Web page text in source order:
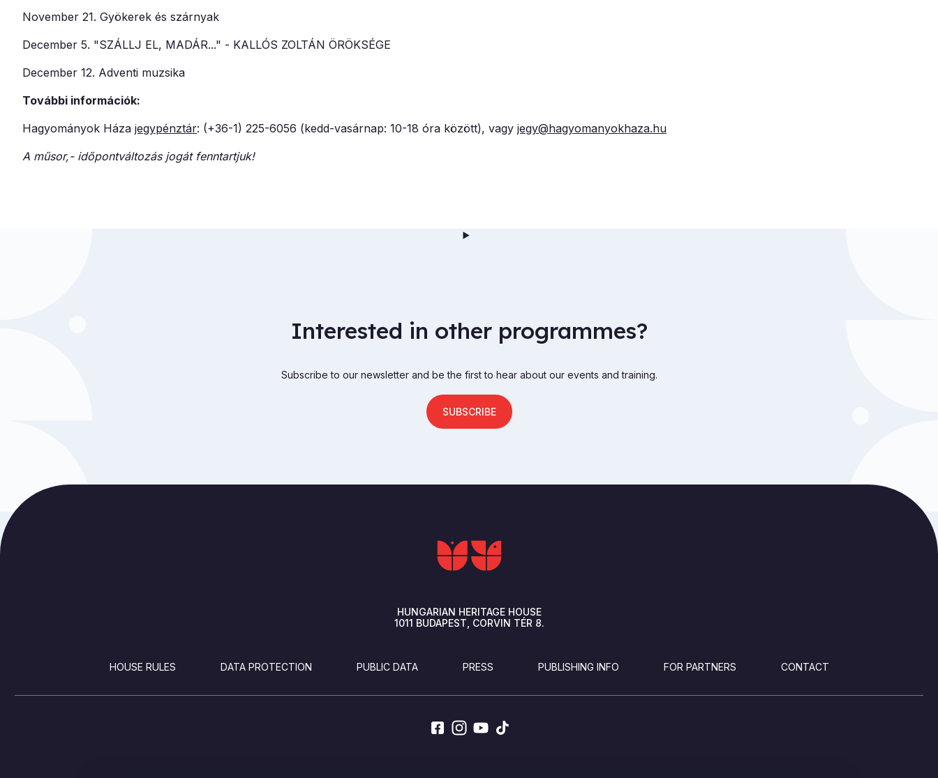
November 21. Gyökerek és szárnyak
December 5. "SZÁLLJ EL, MADÁR..." - KALLÓS ZOLTÁN ÖRÖKSÉGE
December 12. Adventi muzsika
További információk:
Hagyományok Háza jegypénztár: (+36-1) 225-6056 (kedd-vasárnap: 10-18 óra között), vagy jegy@hagyomanyokhaza.hu
A műsor,- időpontváltozás jogát fenntartjuk!
Interested in other programmes?
Subscribe to our newsletter and be the first to hear about our events and training.
SUBSCRIBE
HUNGARIAN HERITAGE HOUSE
1011 BUDAPEST CORVIN TÉR 8.
HOUSE RULES DATA PROTECTION PUBLIC DATA PRESS PUBLISHING INFO FOR PARTNERS CONTACT